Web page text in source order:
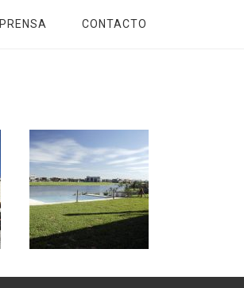
PRENSA CONTACTO